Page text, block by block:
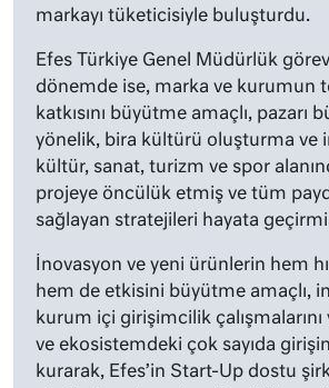
markayı tüketicisiyle buluşturdu.
Efes Türkiye Genel Müdürlük
dönemde ise, marka ve kurumun
katkısını büyütme amaçlı, pazarı
yönelik, bira kültürü oluşturma ve
kültür, sanat, turizm ve spor
projeye öncülük etmiş ve tüm
sağlayan stratejileri hayata
İnovasyon ve yeni ürünlerin hem
hem de etkisini büyütme amaçlı,
kurum içi girişimcilik çalışmalarını
ve ekosistemdeki çok sayıda
kurarak, Efes’in Start-Up dostu